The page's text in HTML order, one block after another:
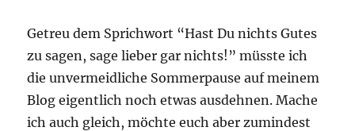
Getreu dem Sprichwort “Hast Du nichts Gutes
zu sagen, sage lieber gar nichts!” müsste ich
die unvermeidliche Sommerpause auf meinem
Blog eigentlich noch etwas ausdehnen. Mache
ich auch gleich, möchte euch aber zumindest